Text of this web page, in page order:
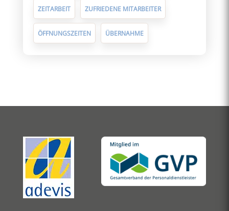
ZEITARBEIT ZUFRIEDENE MITARBEITER
ÖFFNUNGSZEITEN ÜBERNAHME